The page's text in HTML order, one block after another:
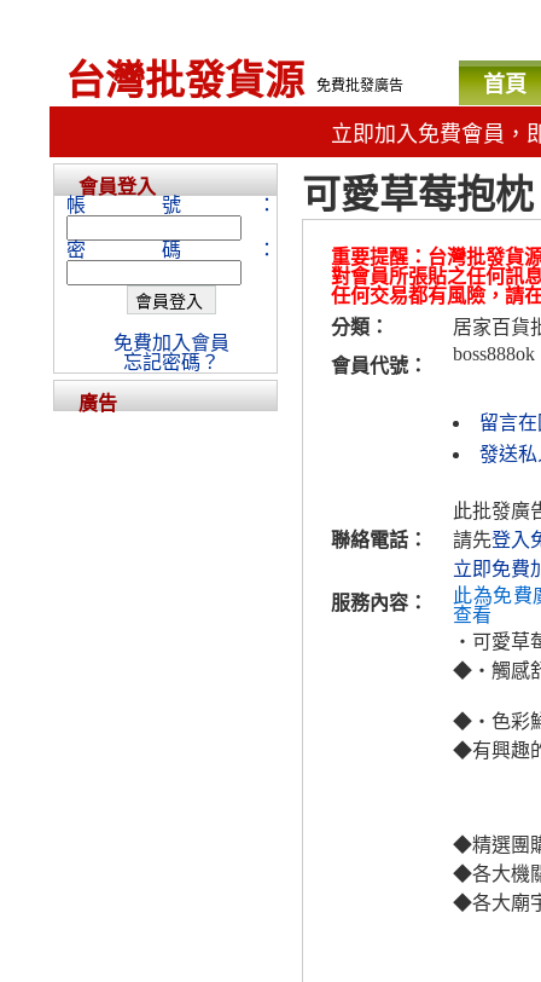
台灣批發貨源 免費批發廣告 首頁
立即加入免費會員，
可愛草莓抱枕
重要提醒：台灣批發貨
對會員所張貼之任何訊
任何交易都有風險，請
分類：
居家百貨
會員代號：
boss888ok
留言
發送私
聯絡電話：
此批發廣
請先登入
立即免費
服務內容：
此為免費
查看
‧可愛草
◆‧觸感
◆‧色彩
◆有興趣
◆精選團
◆各大機
◆各大廟
會員登入
帳號：
密碼：
免費加入會員
忘記密碼？
廣告